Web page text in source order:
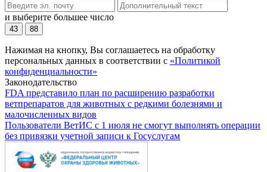
и выберите большее число
43 88
Нажимая на кнопку, Вы соглашаетесь на обработку
персональных данных в соответствии с «Политикой
конфиденциальности»
Законодательство
FDA представило план по расширению разработки
ветпрепаратов для животных с редкими болезнями и
малочисленных видов
Пользователи ВетИС с 1 июля не смогут выполнять операции
без привязки учетной записи к Госуслугам